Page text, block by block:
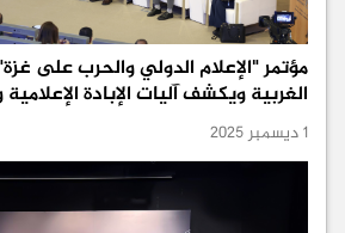
مؤتمر "الإعلام الدولي والحرب على
الغربية ويكشف آليات الإبادة الإعلامية
1 ديسمبر 2025